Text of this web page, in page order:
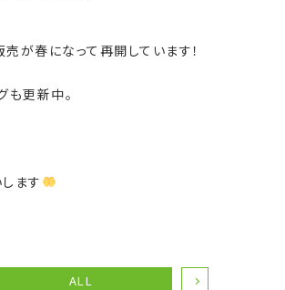
が春になって再開しています！
更新中。
ます
ALL